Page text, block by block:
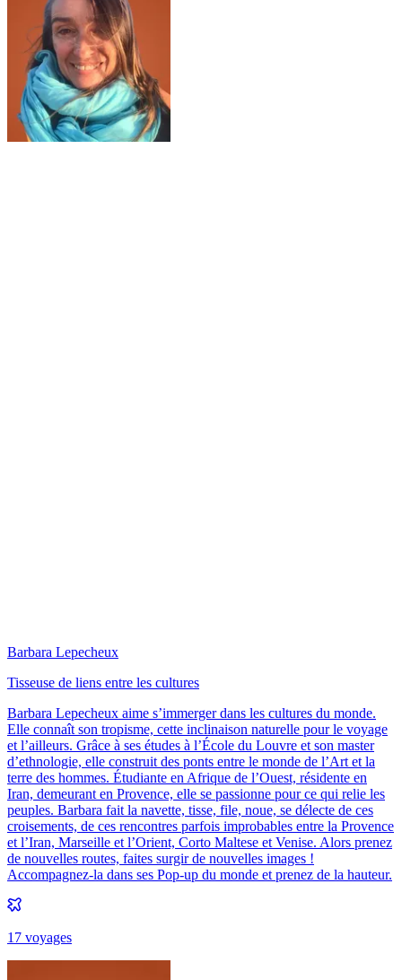
Barbara Lepecheux
Tisseuse de liens entre les cultures
Barbara Lepecheux aime s’immerger dans les cultures du monde.
Elle connaît son tropisme, cette inclinaison naturelle pour le voyage
et l’ailleurs. Grâce à ses études à l’École du Louvre et son master
d’ethnologie, elle construit des ponts entre le monde de l’Art et la
terre des hommes. Étudiante en Afrique de l’Ouest, résidente en
Iran, demeurant en Provence, elle se passionne pour ce qui relie les
peuples. Barbara fait la navette, tisse, file, noue, se délecte de ces
croisements, de ces rencontres parfois improbables entre la Provence
et l’Iran, Marseille et l’Orient, Corto Maltese et Venise. Alors prenez
de nouvelles routes, faites surgir de nouvelles images !
Accompagnez-la dans ses Pop-up du monde et prenez de la hauteur.
17 voyages